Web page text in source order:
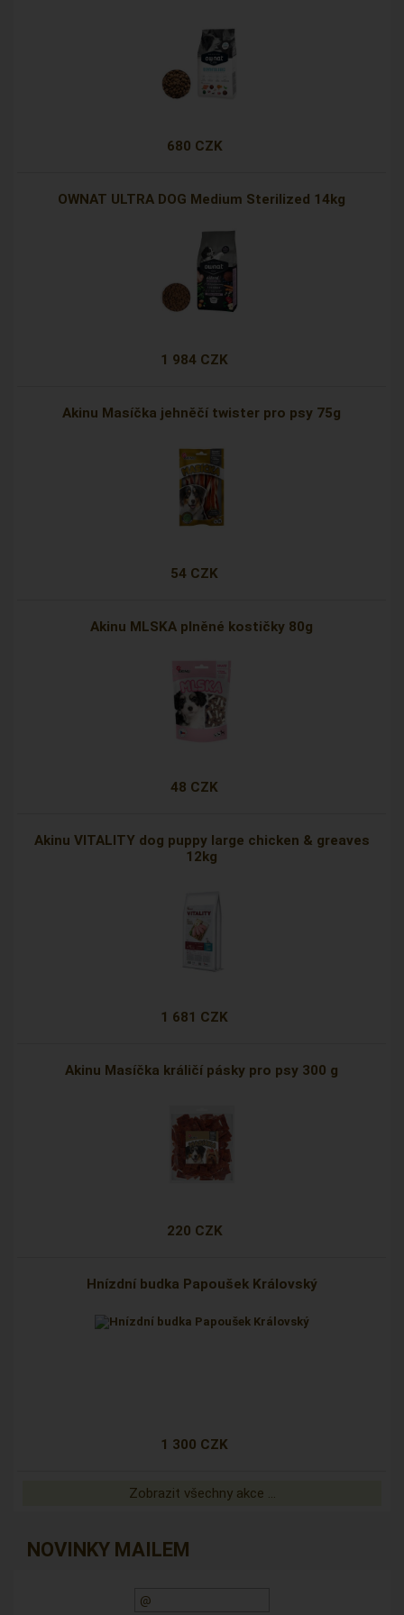
680 CZK
OWNAT ULTRA DOG Medium Sterilized 14kg
1 984 CZK
Akinu Masíčka jehněčí twister pro psy 75g
54 CZK
Akinu MLSKA plněné kostičky 80g
48 CZK
Akinu VITALITY dog puppy large chicken & greaves
12kg
1 681 CZK
Akinu Masíčka králičí pásky pro psy 300 g
220 CZK
Hnízdní budka Papoušek Královský
1 300 CZK
Zobrazit všechny akce ...
NOVINKY MAILEM